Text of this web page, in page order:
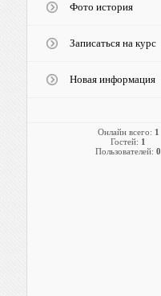
Фото история
Записаться на курс
Новая информация
Онлайн всего: 1
Гостей: 1
Пользователей: 0